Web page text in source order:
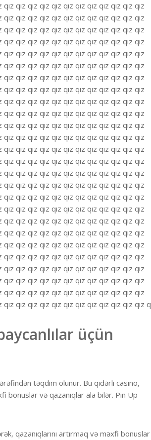
qız qız qız qız qız qız qız qız qız qız qız
qız qız qız qız qız qız qız qız qız qız qız
qız qız qız qız qız qız qız qız qız qız qız
qız qız qız qız qız qız qız qız qız qız qız
qız qız qız qız qız qız qız qız qız qız qız
qız qız qız qız qız qız qız qız qız qız qız
qız qız qız qız qız qız qız qız qız qız qız
qız qız qız qız qız qız qız qız qız qız qız
qız qız qız qız qız qız qız qız qız qız qız
qız qız qız qız qız qız qız qız qız qız qız
qız qız qız qız qız qız qız qız qız qız qız
qız qız qız qız qız qız qız qız qız qız qız
qız qız qız qız qız qız qız qız qız qız qız
qız qız qız qız qız qız qız qız qız qız qız
qız qız qız qız qız qız qız qız qız qız qız
qız qız qız qız qız qız qız qız qız qız qız
qız qız qız qız qız qız qız qız qız qız qız
qız qız qız qız qız qız qız qız qız qız qız
qız qız qız qız qız qız qız qız qız qız qız
qız qız qız qız qız qız qız qız qız qız qız
qız qız qız qız qız qız qız qız qız qız qız
qız qız qız qız qız qız qız qız qız qız qız
qız qız qız qız qız qız qız qız qız qız qız
qız qız qız qız qız qız qız qız qız qız qız
qız qız qız qız qız qız qız qız qız qız qız
qız qız qız qız qız qız qız qız qız qız qız q
üçün
təqdim olunur. Bu qidərli casino,
və qazanıqlar ala bilər. Pin Up
qazanıqlarını artırmaq və məxfi bonuslar